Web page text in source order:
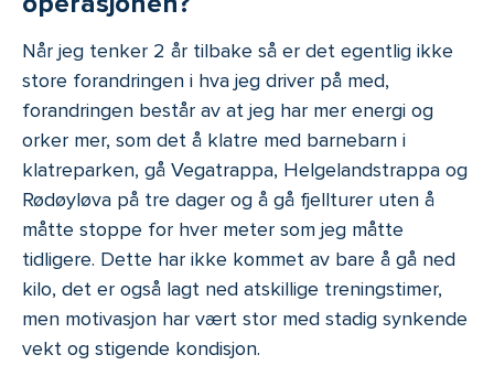
Når jeg tenker 2 år tilbake så er det egentlig ikke
store forandringen i hva jeg driver på med,
forandringen består av at jeg har mer energi og
orker mer, som det å klatre med barnebarn i
klatreparken, gå Vegatrappa, Helgelandstrappa og
Rødøyløva på tre dager og å gå fjellturer uten å
måtte stoppe for hver meter som jeg måtte
tidligere. Dette har ikke kommet av bare å gå ned
kilo, det er også lagt ned atskillige treningstimer,
men motivasjon har vært stor med stadig synkende
vekt og stigende kondisjon.